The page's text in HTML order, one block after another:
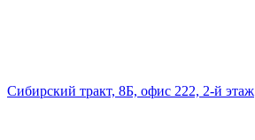
Сибирский тракт, 8Б, офис 222, 2-й этаж